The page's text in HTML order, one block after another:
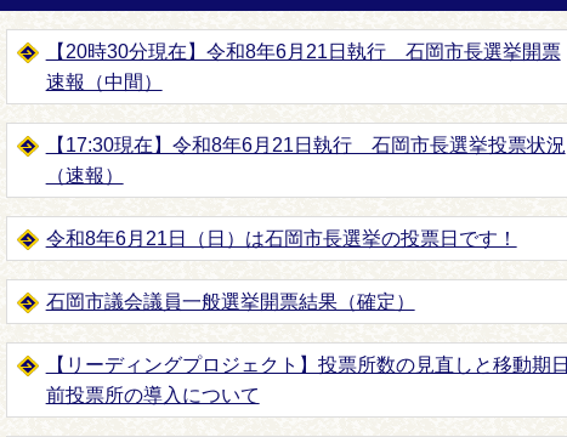
【20時30分現在】令和8年6月21日執行 石岡市長選挙開票
速報（中間）
【17:30現在】令和8年6月21日執行 石岡市長選挙投票状況
（速報）
令和8年6月21日（日）は石岡市長選挙の投票日です！
石岡市議会議員一般選挙開票結果（確定）
【リーディングプロジェクト】投票所数の見直しと移動期日
前投票所の導入について